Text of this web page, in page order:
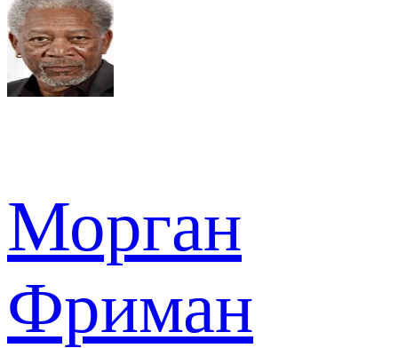
Морган
Фриман